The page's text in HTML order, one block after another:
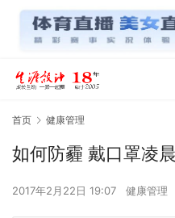
首页 健康管理
如何防霾 戴口罩凌
2017年2月22日 19:07 健康管理